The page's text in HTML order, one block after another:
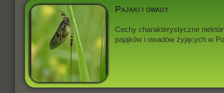
Pająki i owady
Cechy charakterystyczne
pająków i owadów żyjących w